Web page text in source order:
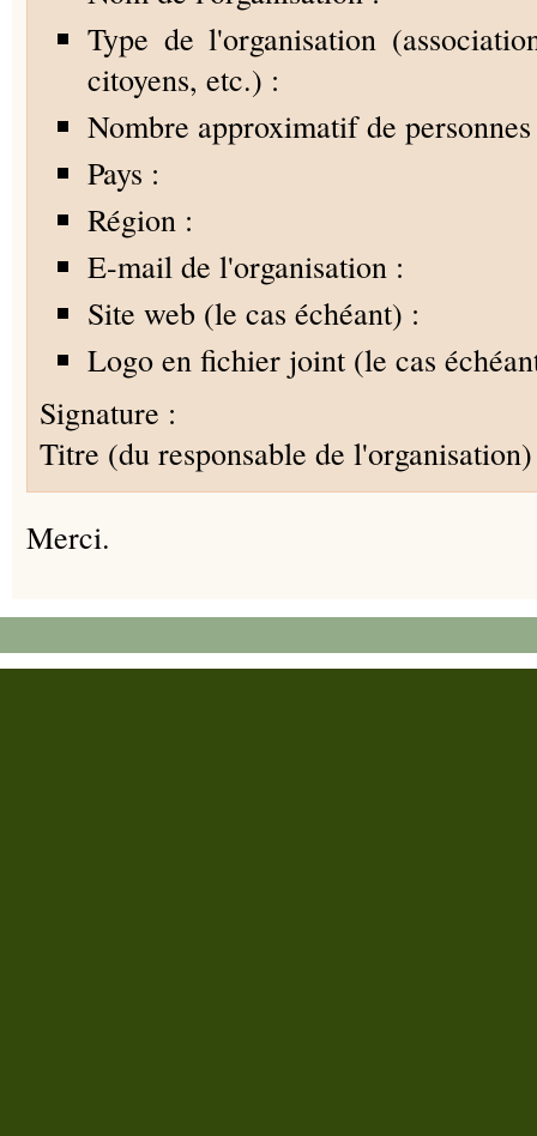
Type de l'organisation
citoyens, etc.) :
Nombre approximatif de
Pays :
Région :
E-mail de l'organisation :
Site web (le cas échéant) :
Logo en fichier joint (le cas
Signature :
Titre (du responsable de
Merci.